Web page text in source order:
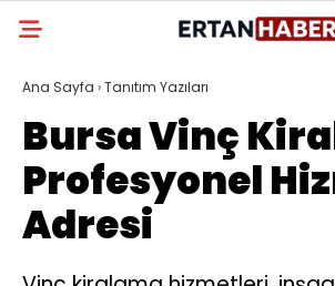
Ana Sayfa ›Tanıtım Yazıları
Bursa Vinç
Profesyonel
Adresi